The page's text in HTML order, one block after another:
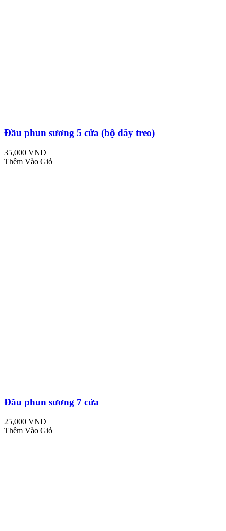
Đầu phun sương 5 cửa (bộ dây treo)
35,000 VND
Thêm Vào Giỏ
Đầu phun sương 7 cửa
25,000 VND
Thêm Vào Giỏ